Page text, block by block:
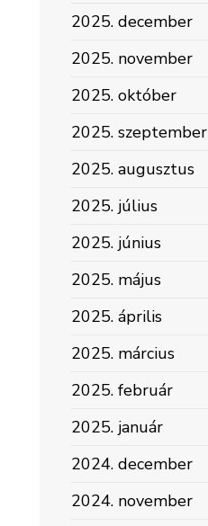
2025. december
2025. november
2025. október
2025. szeptember
2025. augusztus
2025. július
2025. június
2025. május
2025. április
2025. március
2025. február
2025. január
2024. december
2024. november